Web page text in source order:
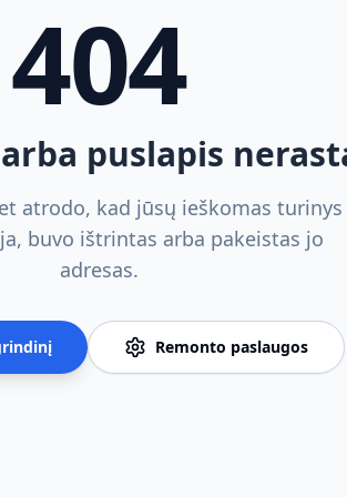
404
puslapis
atrodo, kad jūsų ieškomas turinys
buvo ištrintas arba pakeistas jo
adresas.
Remonto paslaugos